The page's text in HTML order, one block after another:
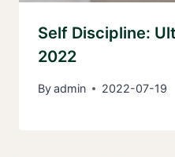
Self Discipline:
2022
Byadmin 2022-07-19